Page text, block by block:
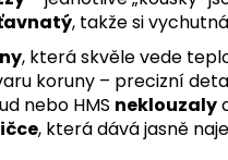
, takže si
, která skvěle vede
koruny – precizní
nebo HMS neklouzaly
, která dává jasně